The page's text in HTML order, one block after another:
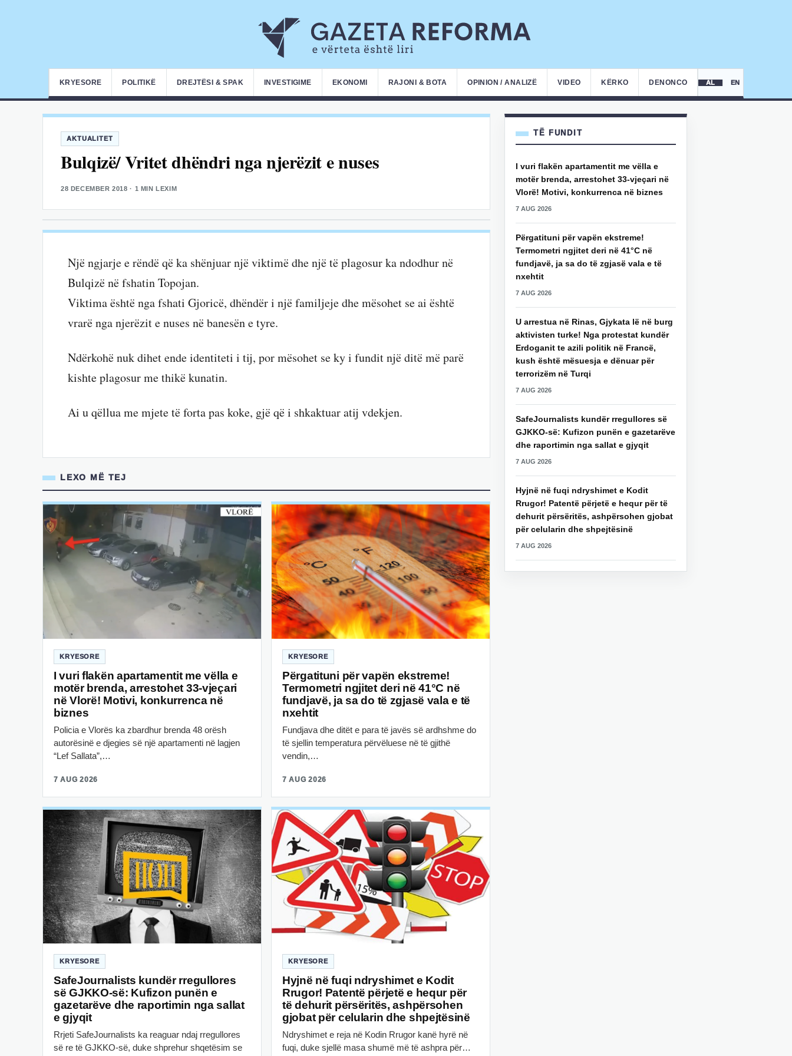
KRYESORE POLITIKË DREJTËSI & SPAK INVESTIGIME EKONOMI RAJONI & BOTA OPINION / ANALIZË VIDEO KËRKO DENONCO AL EN
AKTUALITET
Bulqizë/ Vritet dhëndri nga njerëzit e nuses
28 DECEMBER 2018 · 1 MIN LEXIM
Një ngjarje e rëndë që ka shënjuar një viktimë dhe një të plagosur ka ndodhur në
Bulqizë në fshatin Topojan.
Viktima është nga fshati Gjoricë, dhëndër i një familjeje dhe mësohet se ai është
vrarë nga njerëzit e nuses në banesën e tyre.
Ndërkohë nuk dihet ende identiteti i tij, por mësohet se ky i fundit një ditë më parë
kishte plagosur me thikë kunatin.
Ai u qëllua me mjete të forta pas koke, gjë që i shkaktuar atij vdekjen.
LEXO MË TEJ
KRYESORE
I vuri flakën apartamentit me vëlla e
motër brenda, arrestohet 33-vjeçari
në Vlorë! Motivi, konkurrenca në
biznes
Policia e Vlorës ka zbardhur brenda 48 orësh
autorësinë e djegies së një apartamenti në lagjen
“Lef Sallata”,…
7 AUG 2026
KRYESORE
Përgatituni për vapën ekstreme!
Termometri ngjitet deri në 41°C në
fundjavë, ja sa do të zgjasë vala e të
nxehtit
Fundjava dhe ditët e para të javës së ardhshme do
të sjellin temperatura përvëluese në të gjithë
vendin,…
7 AUG 2026
KRYESORE
SafeJournalists kundër rregullores
së GJKKO-së: Kufizon punën e
gazetarëve dhe raportimin nga sallat
e gjyqit
Rrjeti SafeJournalists ka reaguar ndaj rregullores
së re të GJKKO-së, duke shprehur shqetësim se
KRYESORE
Hyjnë në fuqi ndryshimet e Kodit
Rrugor! Patentë përjetë e hequr për
të dehurit përsëritës, ashpërsohen
gjobat për celularin dhe shpejtësinë
Ndryshimet e reja në Kodin Rrugor kanë hyrë në
fuqi, duke sjellë masa shumë më të ashpra për…
TË FUNDIT
I vuri flakën apartamentit me vëlla e
motër brenda, arrestohet 33-vjeçari në
Vlorë! Motivi, konkurrenca në biznes
7 AUG 2026
Përgatituni për vapën ekstreme!
Termometri ngjitet deri në 41°C në
fundjavë, ja sa do të zgjasë vala e të
nxehtit
7 AUG 2026
U arrestua në Rinas, Gjykata lë në burg
aktivisten turke! Nga protestat kundër
Erdoganit te azili politik në Francë,
kush është mësuesja e dënuar për
terrorizëm në Turqi
7 AUG 2026
SafeJournalists kundër rregullores së
GJKKO-së: Kufizon punën e gazetarëve
dhe raportimin nga sallat e gjyqit
7 AUG 2026
Hyjnë në fuqi ndryshimet e Kodit
Rrugor! Patentë përjetë e hequr për të
dehurit përsëritës, ashpërsohen gjobat
për celularin dhe shpejtësinë
7 AUG 2026